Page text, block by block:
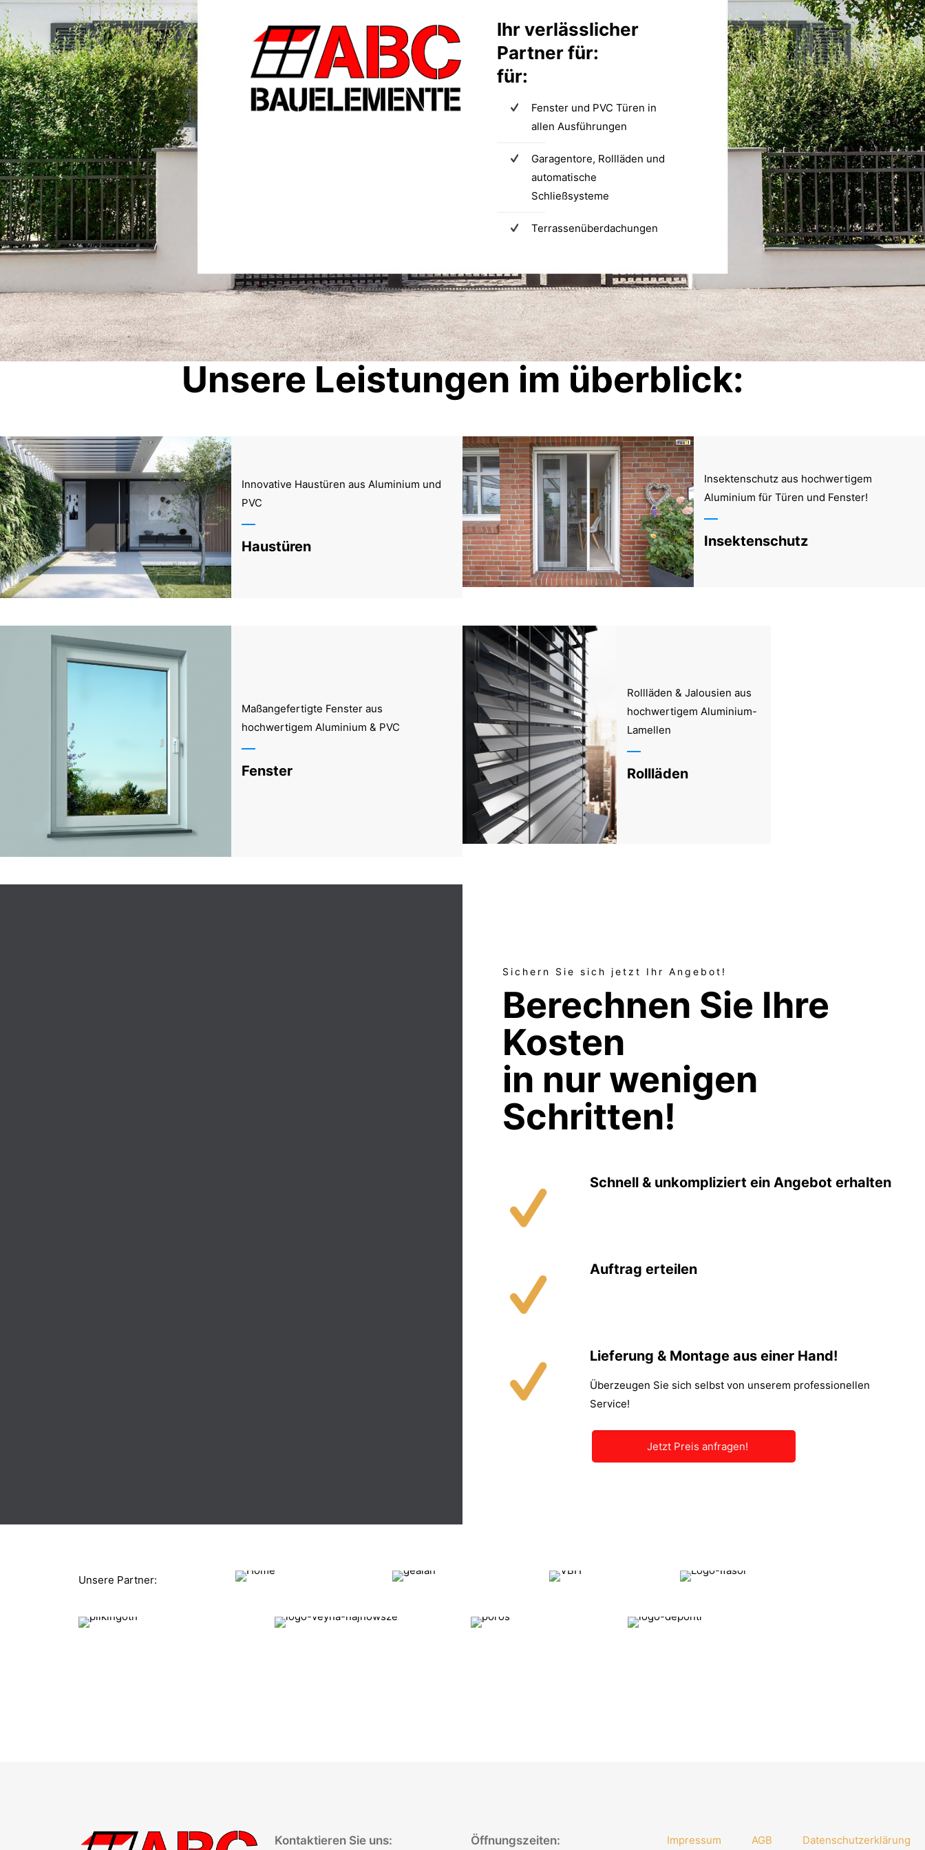
Ihr verlässlicher
Partner für:
für:
Fenster und PVC Türen in
allen Ausführungen
Garagentore, Rollläden und
automatische
Schließsysteme
Terrassenüberdachungen
Unsere Leistungen im überblick:
Innovative Haustüren aus Aluminium und
PVC
Haustüren
Insektenschutz aus hochwertigem
Aluminium für Türen und Fenster!
Insektenschutz
Maßangefertigte Fenster aus
hochwertigem Aluminium & PVC
Fenster
Rollläden & Jalousien aus
hochwertigem Aluminium-
Lamellen
Rollläden
Sichern Sie sich jetzt Ihr Angebot!
Berechnen Sie Ihre
Kosten
in nur wenigen
Schritten!
Schnell & unkompliziert ein Angebot erhalten
Auftrag erteilen
Lieferung & Montage aus einer Hand!
Überzeugen Sie sich selbst von unserem professionellen
Service!
Jetzt Preis anfragen!
Unsere Partner:
Kontaktieren Sie uns: Öffnungszeiten: Impressum AGB Datenschutzerklärung